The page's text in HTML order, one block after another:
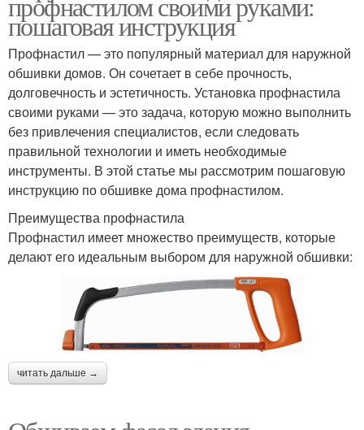
пошаговая инструкция
Профнастил — это популярный материал для наружной
обшивки домов. Он сочетает в себе прочность,
долговечность и эстетичность. Установка профнастила
своими руками — это задача, которую можно выполнить
без привлечения специалистов, если следовать
правильной технологии и иметь необходимые
инструменты. В этой статье мы рассмотрим пошаговую
инструкцию по обшивке дома профнастилом.
Преимущества профнастила
Профнастил имеет множество преимуществ, которые
делают его идеальным выбором для наружной обшивки:
читать дальше →